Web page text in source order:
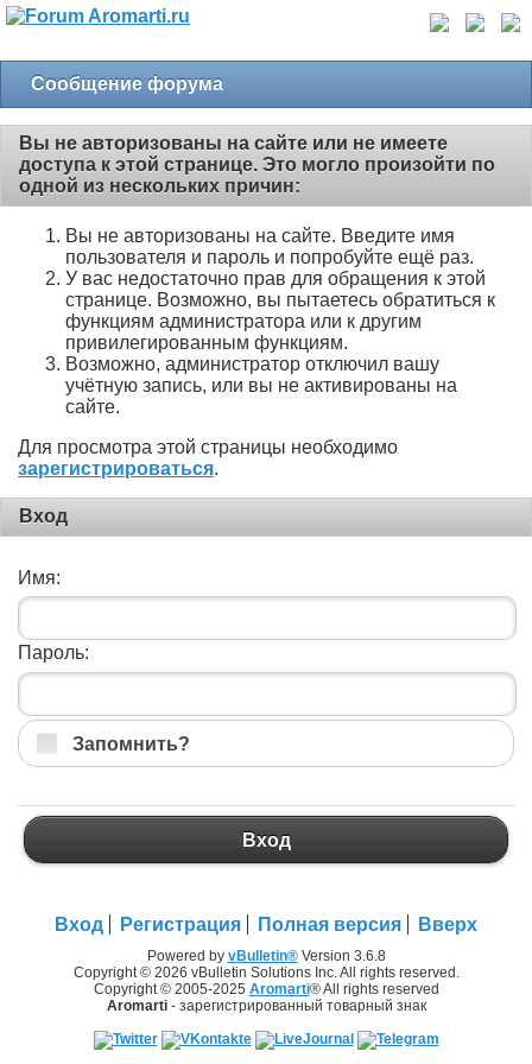
Сообщение форума
Вы не авторизованы на сайте или не имеете
доступа к этой странице. Это могло произойти по
одной из нескольких причин:
Вы не авторизованы на сайте. Введите имя
пользователя и пароль и попробуйте ещё раз.
У вас недостаточно прав для обращения к этой
странице. Возможно, вы пытаетесь обратиться к
функциям администратора или к другим
привилегированным функциям.
Возможно, администратор отключил вашу
учётную запись, или вы не активированы на
сайте.
Для просмотра этой страницы необходимо
зарегистрироваться.
Вход
Имя:
Пароль:
Запомнить?
Вход
Вход Регистрация Полная версия Вверх
Powered by vBulletin®Version 3.6.8
Copyright © 2026 vBulletin Solutions Inc. All rights reserved.
Copyright © 2005-2025 Aromarti® All rights reserved
Aromarti- зарегистрированный товарный знак